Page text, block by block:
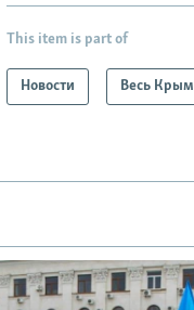
This item is part of
Новости Весь Крым